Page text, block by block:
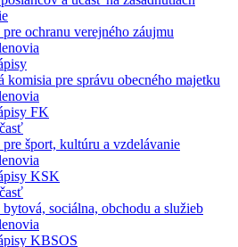
ochranu verejného záujmu
komisia pre správu obecného majetku
FK
šport, kultúru a vzdelávanie
KSK
sociálna, obchodu a služieb
KBSOS